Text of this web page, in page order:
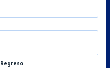
Regreso